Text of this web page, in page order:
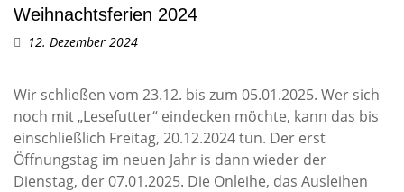
Weihnachtsferien 2024
12. Dezember 2024
Wir schließen vom 23.12. bis zum 05.01.2025. Wer sich
noch mit „Lesefutter“ eindecken möchte, kann das bis
einschließlich Freitag, 20.12.2024 tun. Der erst
Öffnungstag im neuen Jahr is dann wieder der
Dienstag, der 07.01.2025. Die Onleihe, das Ausleihen